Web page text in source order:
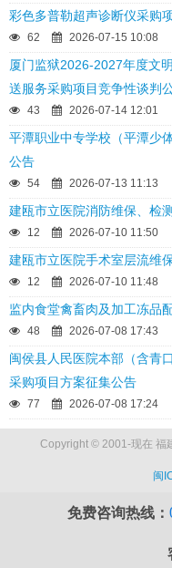
彩色多普勒超声诊断仪采购
62 2026-07-15 10:08
厦门监狱2026-2027年度文
送服务采购项目竞争性谈判
43 2026-07-14 12:01
平潭职业中专学校（平潭少
公告
54 2026-07-13 11:13
建瓯市立医院消防维保、检
12 2026-07-10 11:50
建瓯市立医院手术室层流维
12 2026-07-10 11:48
监内食堂禽畜肉及加工冻品
48 2026-07-08 17:43
闽侯县人民医院本部（含青
采购项目方案征集公告
77 2026-07-08 17:24
Copyright © 2001-现在 福
闽
免费咨询热线：